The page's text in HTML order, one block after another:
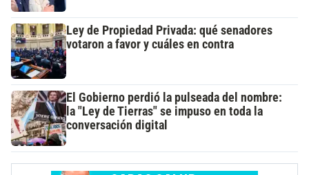
Ley de Propiedad Privada: qué senadores
votaron a favor y cuáles en contra
El Gobierno perdió la pulseada del nombre:
la "Ley de Tierras" se impuso en toda la
conversación digital